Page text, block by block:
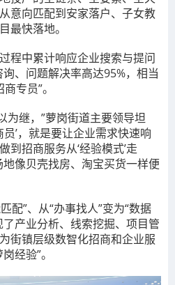
意向匹配到安家落户、子女教
最快落地。
中累计响应企业搜索与提问
、问题解决率高达95%，相当
专员”。
继，”萝岗街道主要领导坦
’，就是要让企业需求快速响
到招商服务从‘经验模式’走
地像贝壳找房、淘宝买货一样便
”、从“办事找人”变为“数据
产业分析、线索挖掘、项目管
街镇层级数智化招商和企业服
经验”。